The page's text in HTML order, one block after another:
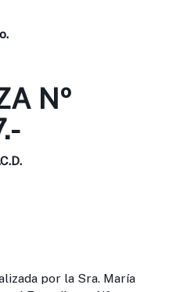
Nº
por la Sra. María